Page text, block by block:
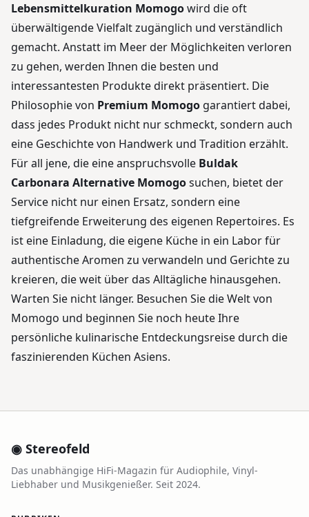
Lebensmittelkuration Momogowird die oft
überwältigende Vielfalt zugänglich und verständlich
gemacht. Anstatt im Meer der Möglichkeiten verloren
zu gehen, werden Ihnen die besten und
interessantesten Produkte direkt präsentiert. Die
Philosophie von Premium Momogo garantiert dabei,
dass jedes Produkt nicht nur schmeckt, sondern auch
eine Geschichte von Handwerk und Tradition erzählt.
Für all jene, die eine anspruchsvolle Buldak
Carbonara Alternative Momogosuchen, bietet der
Service nicht nur einen Ersatz, sondern eine
tiefgreifende Erweiterung des eigenen Repertoires. Es
ist eine Einladung, die eigene Küche in ein Labor für
authentische Aromen zu verwandeln und Gerichte zu
kreieren, die weit über das Alltägliche hinausgehen.
Warten Sie nicht länger. Besuchen Sie die Welt von
Momogo und beginnen Sie noch heute Ihre
persönliche kulinarische Entdeckungsreise durch die
faszinierenden Küchen Asiens.
◉ Stereofeld
Das unabhängige HiFi-Magazin für Audiophile, Vinyl-
Liebhaber und Musikgenießer. Seit 2024.